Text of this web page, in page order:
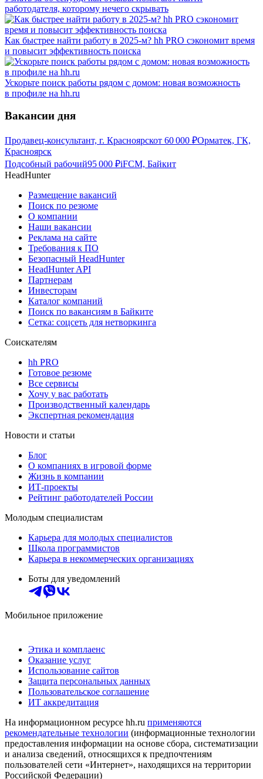
работодателя, которому нечего скрывать
Как быстрее найти работу в 2025-м? hh PRO сэкономит время
и повысит эффективность поиска
Ускорьте поиск работы рядом с домом: новая возможность
в профиле на hh.ru
Вакансии дня
Продавец-консультант, г. Красноярскот 60 000 ₽Орматек, ГК,
Красноярск
Подсобный рабочий95 000 ₽iFCM, Байкит
HeadHunter
Размещение вакансий
Поиск по резюме
О компании
Наши вакансии
Реклама на сайте
Требования к ПО
Безопасный HeadHunter
HeadHunter API
Партнерам
Инвесторам
Каталог компаний
Поиск по вакансиям в Байките
Сетка: соцсеть для нетворкинга
Соискателям
hh PRO
Готовое резюме
Все сервисы
Хочу у вас работать
Производственный календарь
Экспертная рекомендация
Новости и статьи
Блог
О компаниях в игровой форме
Жизнь в компании
ИТ-проекты
Рейтинг работодателей России
Молодым специалистам
Карьера для молодых специалистов
Школа программистов
Карьера в некоммерческих организациях
Боты для уведомлений
Мобильное приложение
Этика и комплаенс
Оказание услуг
Использование сайтов
Защита персональных данных
Пользовательское соглашение
ИТ аккредитация
На информационном ресурсе hh.ru применяются
рекомендательные технологии (информационные технологии
предоставления информации на основе сбора, систематизации
и анализа сведений, относящихся к предпочтениям
пользователей сети «Интернет», находящихся на территории
Российской Федерации)